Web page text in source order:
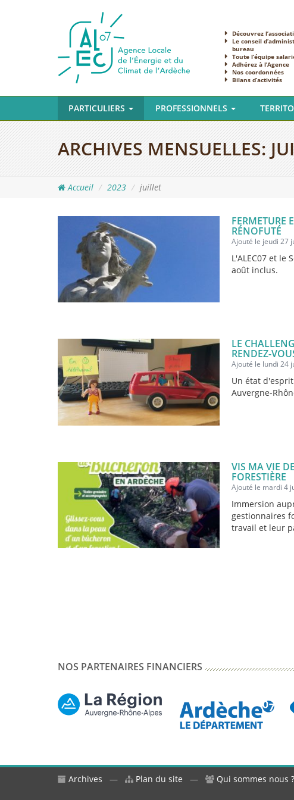
Découvrez
Le conseil
bureau
Toute l’équipe
Adhérez à l’Agence
Nos coordonnées
Bilans d’activités
PARTICULIERS PROFESSIONNELS
ARCHIVES MENSUELLES:
Accueil 2023 juillet
FERMETURE
RÉNOFUTÉ
Ajouté le jeudi 27
L'ALEC07 et le
août inclus.
LE
RENDEZ-
Ajouté le lundi 24
Un état
Auvergne-
VIS MA VIE
FORESTIÈRE
Ajouté le mardi 4
Immersion
gestionnaires
travail et leur
NOS PARTENAIRES FINANCIERS
Archives — Plan du site — Qui sommes nous ?